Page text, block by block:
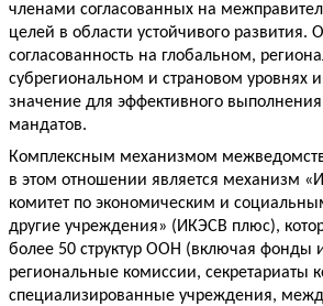
членами согласованных на
целей в области устойчивого развития.
согласованность на глобальном,
субрегиональном и страновом уровнях
значение для эффективного
мандатов.
Комплексным механизмом
в этом отношении является механизм
комитет по экономическим и
другие учреждения» (ИКЭСВ плюс),
более 50 структур ООН (включая фонды
региональные комиссии, секретариаты
специализированные учреждения,